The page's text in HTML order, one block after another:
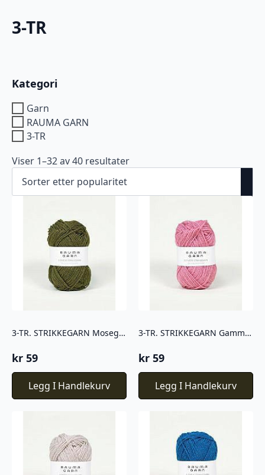
3-TR
Kategori
Garn
RAUMA GARN
3-TR
Viser 1–32 av 40 resultater
3-TR. STRIKKEGARN Mosegrønn – 761
kr 59
Legg I Handlekurv
3-TR. STRIKKEGARN Gammelrosa – 571
kr 59
Legg I Handlekurv